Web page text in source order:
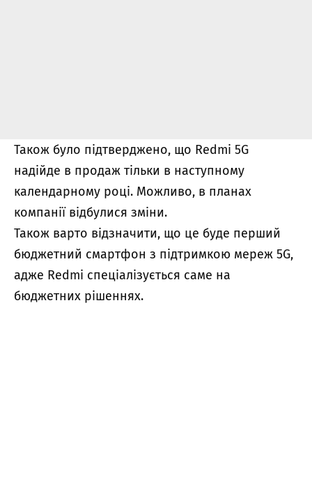
Також було підтверджено, що Redmi 5G
надійде в продаж тільки в наступному
календарному році. Можливо, в планах
компанії відбулися зміни.
Також варто відзначити, що це буде перший
бюджетний смартфон з підтримкою мереж 5G,
адже Redmi спеціалізується саме на
бюджетних рішеннях.